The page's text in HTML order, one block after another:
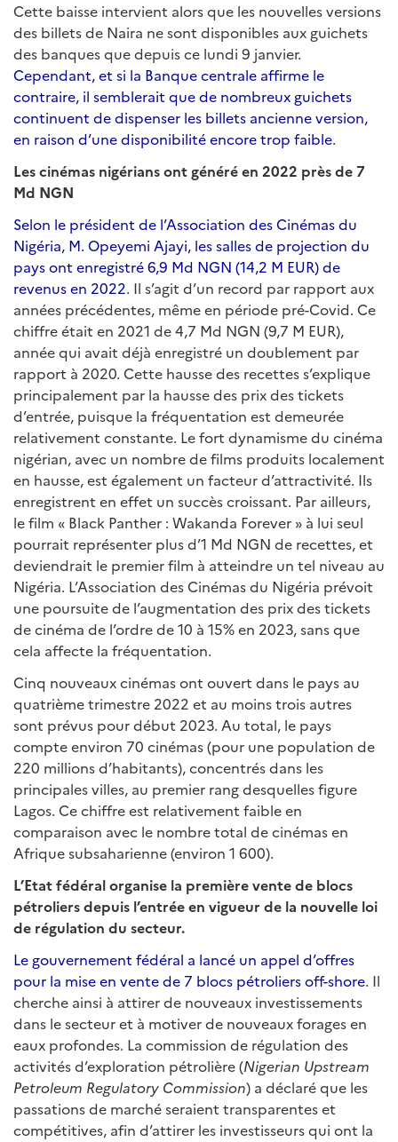
Cette baisse intervient alors que les nouvelles versions
des billets de Naira ne sont disponibles aux guichets
des banques que depuis ce lundi 9 janvier.
Cependant, et si la Banque centrale affirme le
contraire, il semblerait que de nombreux guichets
continuent de dispenser les billets ancienne version,
en raison d’une disponibilité encore trop faible.
Les cinémas nigérians ont généré en 2022 près de 7
Md NGN
Selon le président de l’Association des Cinémas du
Nigéria, M. Opeyemi Ajayi, les salles de projection du
pays ont enregistré 6,9 Md NGN (14,2 M EUR) de
revenus en 2022. Il s’agit d’un record par rapport aux
années précédentes, même en période pré-Covid. Ce
chiffre était en 2021 de 4,7 Md NGN (9,7 M EUR),
année qui avait déjà enregistré un doublement par
rapport à 2020. Cette hausse des recettes s’explique
principalement par la hausse des prix des tickets
d’entrée, puisque la fréquentation est demeurée
relativement constante. Le fort dynamisme du cinéma
nigérian, avec un nombre de films produits localement
en hausse, est également un facteur d’attractivité. Ils
enregistrent en effet un succès croissant. Par ailleurs,
le film « Black Panther : Wakanda Forever » à lui seul
pourrait représenter plus d’1 Md NGN de recettes, et
deviendrait le premier film à atteindre un tel niveau au
Nigéria. L’Association des Cinémas du Nigéria prévoit
une poursuite de l’augmentation des prix des tickets
de cinéma de l’ordre de 10 à 15% en 2023, sans que
cela affecte la fréquentation.
Cinq nouveaux cinémas ont ouvert dans le pays au
quatrième trimestre 2022 et au moins trois autres
sont prévus pour début 2023. Au total, le pays
compte environ 70 cinémas (pour une population de
220 millions d’habitants), concentrés dans les
principales villes, au premier rang desquelles figure
Lagos. Ce chiffre est relativement faible en
comparaison avec le nombre total de cinémas en
Afrique subsaharienne (environ 1 600).
L’Etat fédéral organise la première vente de blocs
pétroliers depuis l’entrée en vigueur de la nouvelle loi
de régulation du secteur.
Le gouvernement fédéral a lancé un appel d’offres
pour la mise en vente de 7 blocs pétroliers off-shore. Il
cherche ainsi à attirer de nouveaux investissements
dans le secteur et à motiver de nouveaux forages en
eaux profondes. La commission de régulation des
activités d’exploration pétrolière (Nigerian Upstream
Petroleum Regulatory Commission) a déclaré que les
passations de marché seraient transparentes et
compétitives, afin d’attirer les investisseurs qui ont la